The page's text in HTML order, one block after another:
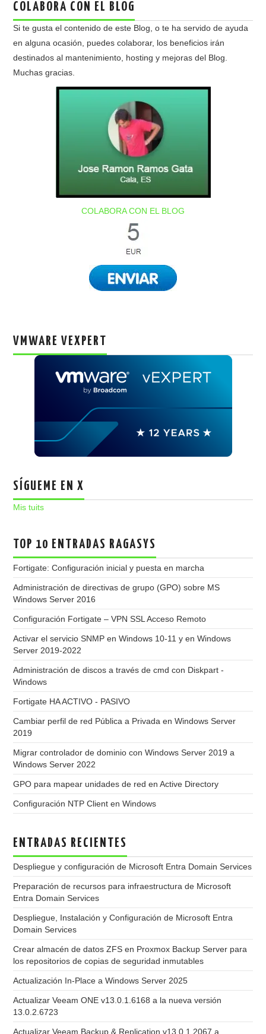
COLABORA CON EL BLOG
Si te gusta el contenido de este Blog, o te ha servido de ayuda
en alguna ocasión, puedes colaborar, los beneficios irán
destinados al mantenimiento, hosting y mejoras del Blog.
Muchas gracias.
COLABORA CON EL BLOG
VMWARE VEXPERT
SÍGUEME EN X
Mis tuits
TOP 10 ENTRADAS RAGASYS
Fortigate: Configuración inicial y puesta en marcha
Administración de directivas de grupo (GPO) sobre MS
Windows Server 2016
Configuración Fortigate – VPN SSL Acceso Remoto
Activar el servicio SNMP en Windows 10-11 y en Windows
Server 2019-2022
Administración de discos a través de cmd con Diskpart -
Windows
Fortigate HA ACTIVO - PASIVO
Cambiar perfil de red Pública a Privada en Windows Server
2019
Migrar controlador de dominio con Windows Server 2019 a
Windows Server 2022
GPO para mapear unidades de red en Active Directory
Configuración NTP Client en Windows
ENTRADAS RECIENTES
Despliegue y configuración de Microsoft Entra Domain Services
Preparación de recursos para infraestructura de Microsoft
Entra Domain Services
Despliegue, Instalación y Configuración de Microsoft Entra
Domain Services
Crear almacén de datos ZFS en Proxmox Backup Server para
los repositorios de copias de seguridad inmutables
Actualización In-Place a Windows Server 2025
Actualizar Veeam ONE v13.0.1.6168 a la nueva versión
13.0.2.6723
Actualizar Veeam Backup & Replication v13.0.1.2067 a